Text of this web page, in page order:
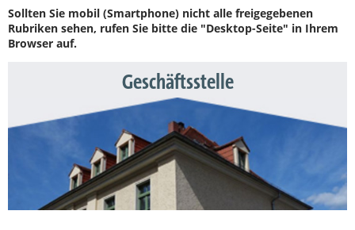
Sollten Sie mobil (Smartphone) nicht alle freigegebenen
Rubriken sehen, rufen Sie bitte die "Desktop-Seite" in Ihrem
Browser auf.
Geschäftsstelle